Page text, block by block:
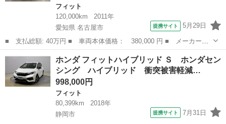
フィット
120,000km
2011年
愛知県 名古屋市
提携サイト 5月29日
■ 支払総額: 40万円 ■ 車両本体価格： 380,000 円 ■ メーカー
名： ホンダ ■ 車種名： フィットハイブリッド ■ グレード
名： ベースグレード ハイブリッド ドライブレコーダー ナビ
オートクルーズコント...
愛知 名古屋市 フィット
ホンダ フィットハイブリッド Ｓ ホンダセン
シング ハイブリッド 衝突被害軽減…
998,000円
フィット
80,399km
2018年
静岡市
提携サイト 7月31日